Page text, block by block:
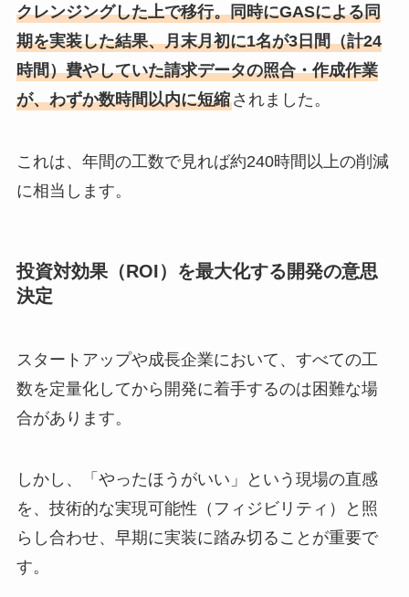
クレンジングした上で移行。同時にGASによる同
期を実装した結果、月末月初に1名が3日間（計24
時間）費やしていた請求データの照合・作成作業
が、わずか数時間以内に短縮されました。
これは、年間の工数で見れば約240時間以上の削減
に相当します。
投資対効果（ROI）を最大化する開発の意思
決定
スタートアップや成長企業において、すべての工
数を定量化してから開発に着手するのは困難な場
合があります。
しかし、「やったほうがいい」という現場の直感
を、技術的な実現可能性（フィジビリティ）と照
らし合わせ、早期に実装に踏み切ることが重要で
す。